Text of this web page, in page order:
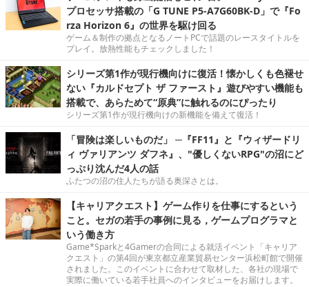
プロセッサ搭載の「G TUNE P5-A7G60BK-D」で『Fo
rza Horizon 6』の世界を駆け回る
ゲーム＆制作の拠点となるノートPCで話題のレースタイトルを
プレイ。放熱性能もチェックしました！
シリーズ第1作が現行機向けに復活！懐かしくも色褪せ
ない『カルドセプト ザ ファースト』遊びやすい機能も
搭載で、あらためて“原典”に触れるのにぴったり
シリーズ第1作が現行機向けの新機能を備えて復活！
「冒険は楽しいものだ」 ─『FF11』と『ウィザードリ
ィ ヴァリアンツ ダフネ』、"優しくないRPG"の沼にど
っぷり沈んだ4人の話
ふたつの沼の住人たちが語る奥深さとは。
【キャリアクエスト】ゲーム作りを仕事にするという
こと。セガの若手の事例に見る，ゲームプログラマと
いう働き方
Game*Sparkと4Gamerの合同による就活イベント「キャリア
クエスト」の第4回が東京都立産業貿易センター浜松町館で開催
されました。このイベントに合わせて取材した、各社の現場で
実際に働いている若手社員へのインタビューをお届けします。